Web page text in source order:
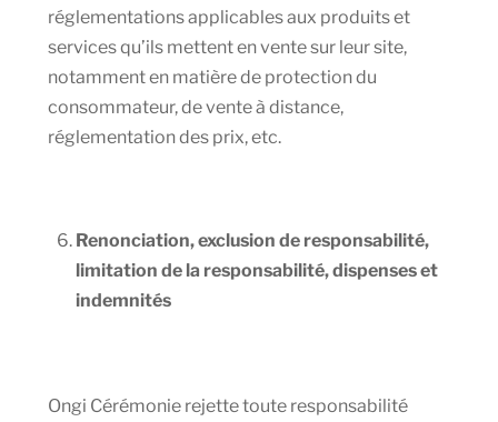
réglementations applicables aux produits et
services qu’ils mettent en vente sur leur site,
notamment en matière de protection du
consommateur, de vente à distance,
réglementation des prix, etc.
Renonciation, exclusion de responsabilité,
limitation de la responsabilité, dispenses et
indemnités
Ongi Cérémonie rejette toute responsabilité